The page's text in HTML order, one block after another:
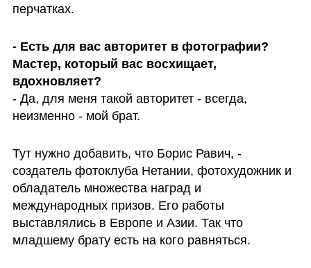
перчатках.
- Есть для вас авторитет в фотографии?
Мастер, который вас восхищает,
- Да, для меня такой авторитет - всегда,
неизменно - мой брат.
Тут нужно добавить, что Борис Равич, -
создатель фотоклуба Нетании, фотохудожник и
обладатель множества наград и
международных призов. Его работы
выставлялись в Европе и Азии. Так что
младшему брату есть на кого равняться.